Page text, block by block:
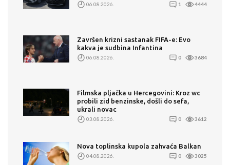
06.08.2026. 1 4444
Završen krizni sastanak FIFA-e: Evo
kakva je sudbina Infantina
06.08.2026. 0 3684
Filmska pljačka u Hercegovini: Kroz wc
probili zid benzinske, došli do sefa,
ukrali novac
03.08.2026. 0 3612
Nova toplinska kupola zahvaća Balkan
04.08.2026. 0 3025